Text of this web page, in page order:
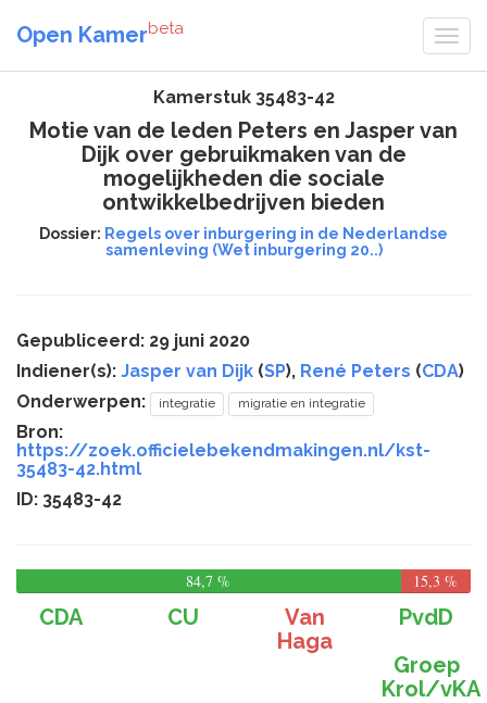
Open Kamerbeta
Kamerstuk 35483-42
Motie van de leden Peters en Jasper van
Dijk over gebruikmaken van de
mogelijkheden die sociale
ontwikkelbedrijven bieden
Dossier: Regels over inburgering in de Nederlandse
samenleving (Wet inburgering 20..)
Gepubliceerd: 29 juni 2020
Indiener(s): Jasper van Dijk (SP), René Peters (CDA)
Onderwerpen:
integratie migratie en integratie
Bron:
https://zoek.officielebekendmakingen.nl/kst-
35483-42.html
ID: 35483-42
84,7 % 15,3 %
CDA CU
Van
Haga
PvdD
Groep
Krol/vKA